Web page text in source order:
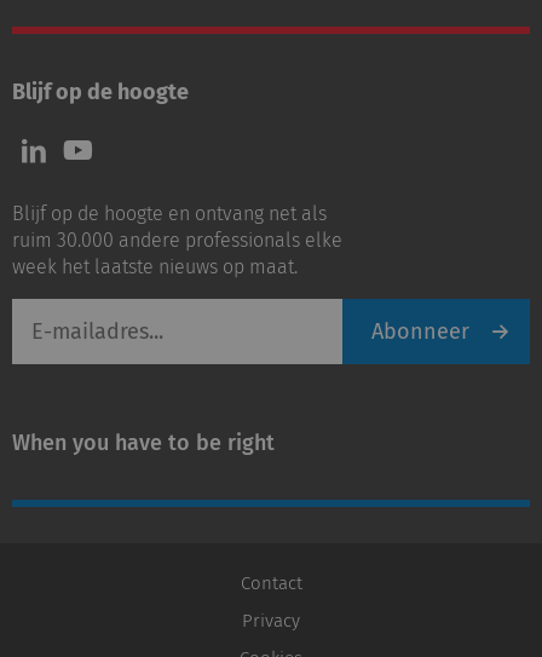
Blijf op de hoogte
Volg
ons
LinkedIn
Volg
ons
Youtube
Blijf op de hoogte en ontvang net als
ruim 30.000 andere professionals elke
week het laatste nieuws op maat.
mailadres
Abonneer
When you have to be right
Contact
Privacy